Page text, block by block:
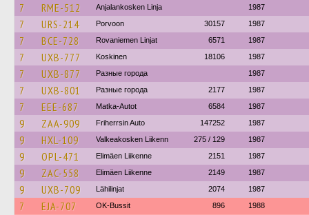
7 RME-512 Anjalankosken Linja 1987
7 URS-214 Porvoon 30157 1987
7 BCE-728 Rovaniemen Linjat 6571 1987
7 UXB-777 Koskinen 18106 1987
7 UXB-877 Разные города 1987
7 UXB-801 Разные города 2177 1987
7 EEE-687 Matka-Autot 6584 1987
9 ZAA-909 Friherrsin Auto 147252 1987
9 HXL-109 Valkeakosken Liikenn 275 / 129 1987
9 OPL-471 Elimäen Liikenne 2151 1987
9 ZAC-558 Elimäen Liikenne 2149 1987
9 UXB-709 Lähilinjat 2074 1987
7 EJA-707 OK-Bussit 896 1988